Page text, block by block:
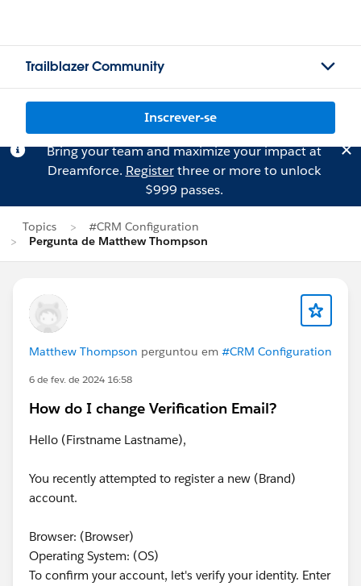
Trailblazer Community
Inscrever-se
Bring your team and maximize your impact at
Dreamforce. Registerthree or more to unlock
$999 passes.
Topics
#CRM Configuration
Pergunta de Matthew Thompson
Matthew Thompson perguntou em #CRM Configuration
6 de fev. de 2024 16:58
How do I change Verification Email?
Hello (Firstname Lastname),
You recently attempted to register a new (Brand)
account.
Browser: (Browser)
Operating System: (OS)
To confirm your account, let's verify your identity. Enter